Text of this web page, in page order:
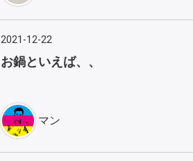
2021-12-22
お鍋といえば、、
マン